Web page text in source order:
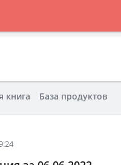
книга База продуктов